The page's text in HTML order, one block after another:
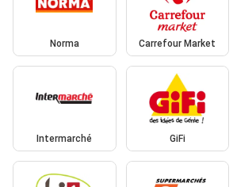
Norma Carrefour Market
Intermarché GiFi